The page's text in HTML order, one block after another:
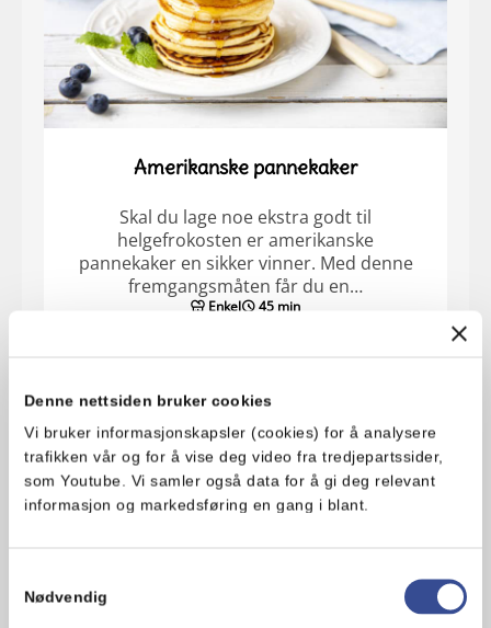
Denne nettsiden bruker cookies
Vi bruker informasjonskapsler (cookies) for å analysere
trafikken vår og for å vise deg video fra tredjepartssider,
som Youtube. Vi samler også data for å gi deg relevant
informasjon og markedsføring en gang i blant.
Nødvendig
Amerikanske pannekaker
Skal du lage noe ekstra godt til
helgefrokosten er amerikanske
pannekaker en sikker vinner. Med denne
fremgangsmåten får du en…
Enkel 45 min